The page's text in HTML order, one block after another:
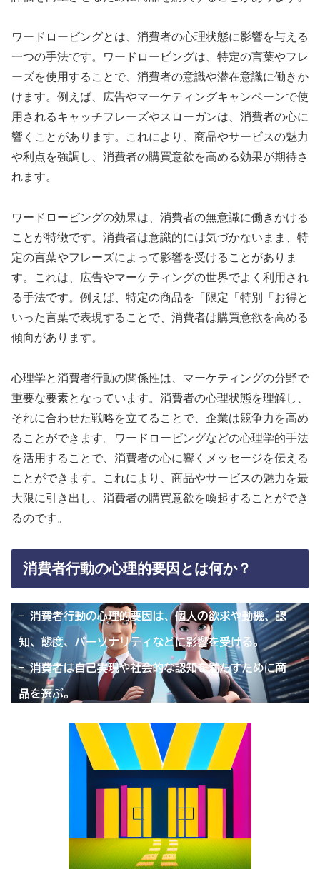
ワードロービングとは、消費者の心理状態に影響を与える
一つの手法です。ワードロービングは、特定の言葉やフレ
ーズを使用することで、消費者の意識や潜在意識に働きか
けます。例えば、広告やマーケティングキャンペーンで使
用されるキャッチフレーズやスローガンは、消費者の心に
響くことがあります。これにより、商品やサービスの魅力
や利点を強調し、消費者の購買意欲を高める効果が期待さ
れます。
ワードロービングの効果は、消費者の無意識に働きかける
ことが特徴です。消費者は意識的には気づかないまま、特
定の言葉やフレーズによって影響を受けることがありま
す。これは、広告やマーケティングの世界でよく利用され
る手法です。例えば、特定の商品を「限定「特別「お得と
いった言葉で表現することで、消費者は購買意欲を高める
傾向があります。
心理学と消費者行動の関係性は、マーケティングの分野で
重要な要素となっています。消費者の心理状態を理解し、
それに合わせた戦略を立てることで、企業は競争力を高め
ることができます。ワードロービングなどの心理学的手法
を活用することで、消費者の心に響くメッセージを伝える
ことができます。これにより、商品やサービスの魅力を最
大限に引き出し、消費者の購買意欲を喚起することができ
るのです。
消費者行動の心理的要因とは何か？